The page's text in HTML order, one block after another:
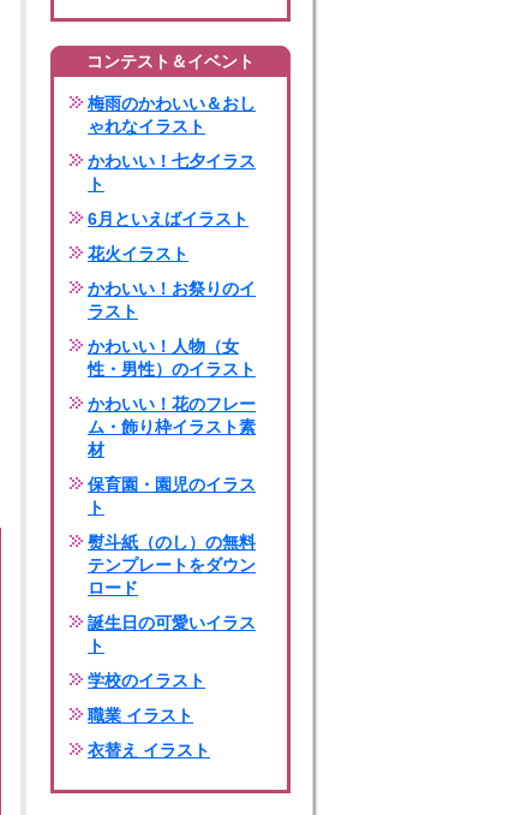
コンテスト＆イベント
梅雨のかわいい＆おし
ゃれなイラスト
かわいい！七夕イラス
ト
6月といえばイラスト
花火イラスト
かわいい！お祭りのイ
ラスト
かわいい！人物（女
性・男性）のイラスト
かわいい！花のフレー
ム・飾り枠イラスト素
材
保育園・園児のイラス
ト
熨斗紙（のし）の無料
テンプレートをダウン
ロード
誕生日の可愛いイラス
ト
学校のイラスト
職業 イラスト
衣替え イラスト